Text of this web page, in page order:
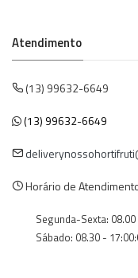
Atendimento
(13) 99632-6649
(13) 99632-6649
Horário de
Segunda-Sexta:
Sábado: 08.30 -